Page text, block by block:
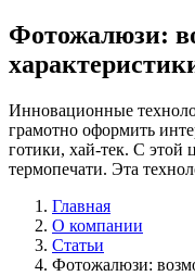
Фотожалюзи:
Инновационные
грамотно оформить
готики, хай-тек. С этой
термопечати. Эта
Главная
О компании
Статьи
Фотожалюзи: